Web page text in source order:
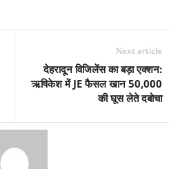
Next article
देहरादून विजिलेंस का बड़ा एक्शन:
ऋषिकेश में JE फैसल खान 50,000
की घूस लेते दबोचा